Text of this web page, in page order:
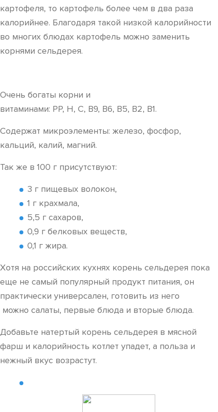
картофеля, то картофель более чем в два раза
калорийнее. Благодаря такой низкой калорийности
во многих блюдах картофель можно заменить
корнями сельдерея.
Очень богаты корни и
витаминами: РР, Н, С, В9, В6, В5, В2, В1.
Содержат микроэлементы: железо, фосфор,
кальций, калий, магний.
Так же в 100 г присутствуют:
3 г пищевых волокон,
1 г крахмала,
5,5 г сахаров,
0,9 г белковых веществ,
0,1 г жира.
Хотя на российских кухнях корень сельдерея пока
еще не самый популярный продукт питания, он
практически универсален, готовить из него
можно салаты, первые блюда и вторые блюда.
Добавьте натертый корень сельдерея в мясной
фарш и калорийность котлет упадет, а польза и
нежный вкус возрастут.